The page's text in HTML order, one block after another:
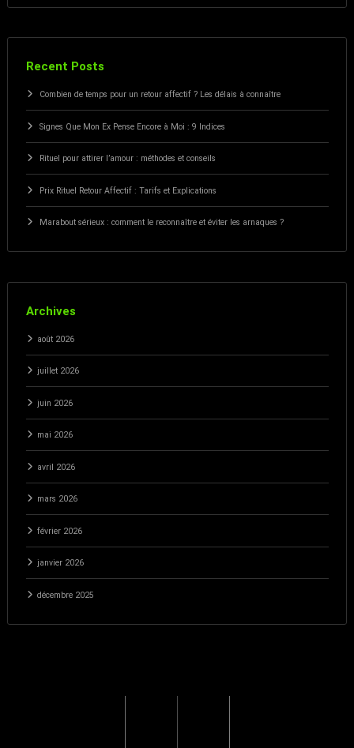
Recent Posts
Combien de temps pour un retour affectif ? Les délais à connaître
Signes Que Mon Ex Pense Encore à Moi : 9 Indices
Rituel pour attirer l’amour : méthodes et conseils
Prix Rituel Retour Affectif : Tarifs et Explications
Marabout sérieux : comment le reconnaître et éviter les arnaques ?
Archives
août 2026
juillet 2026
juin 2026
mai 2026
avril 2026
mars 2026
février 2026
janvier 2026
décembre 2025